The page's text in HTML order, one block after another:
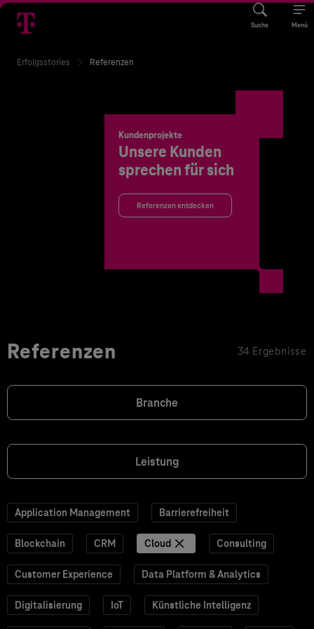
Suche Menü
Erfolgsstories Referenzen
Kundenprojekte
Unsere Kunden
sprechen für sich
Referenzen entdecken
Referenzen 34 Ergebnisse
Branche
Leistung
Application Management Barrierefreiheit
Blockchain CRM Cloud Consulting
Customer Experience Data Platform & Analytics
Digitalisierung IoT Künstliche Intelligenz